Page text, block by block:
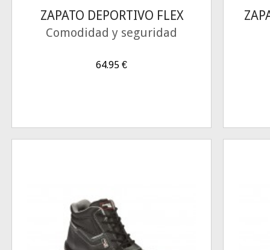
ZAPATO DEPORTIVO FLEX
Comodidad y seguridad
64.95 €